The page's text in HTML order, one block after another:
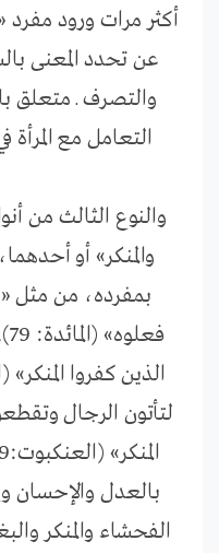
أكثر مرات ورود مفرد
عن تحدد المعنى
والتصرف ـ متعلق
التعامل مع المرأة
والنوع الثالث من
والمنكر» أو
بمفرده، من مثل
لتأتون الرجال
بالعدل والإحسان
الفحشاء والمنكر